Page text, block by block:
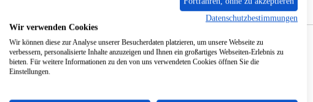
Produktgalerie überspringen
Datenschutzbestimmungen
Wir verwenden Cookies
Wir können diese zur Analyse unserer Besucherdaten platzieren, um unsere Webseite zu
verbessern, personalisierte Inhalte anzuzeigen und Ihnen ein großartiges Webseiten-Erlebnis zu
bieten. Für weitere Informationen zu den von uns verwendeten Cookies öffnen Sie die
Einstellungen.